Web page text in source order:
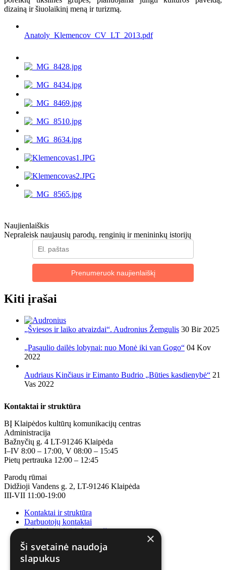
dizainą ir šiuolaikinį meną ir turizmą.
Anatoly_Klemencov_CV_LT_2013.pdf
Naujienlaiškis
Nepraleisk naujausių parodų, renginių ir menininkų istorijų
Prenumeruok naujienlaiškį
Kiti įrašai
„Šviesos ir laiko atvaizdai“. Audronius Žemgulis 30 Bir 2025
„Pasaulio dailės lobynai: nuo Monė iki van Gogo“ 04 Kov
2022
Audriaus Kinčiaus ir Eimanto Budrio „Būties kasdienybė“ 21
Vas 2022
Kontaktai ir struktūra
BĮ Klaipėdos kultūrų komunikacijų centras
Administracija
Bažnyčių g. 4 LT-91246 Klaipėda
I–IV 8:00 – 17:00, V 08:00 – 15:45
Pietų pertrauka 12:00 – 12:45
Parodų rūmai
Didžioji Vandens g. 2, LT-91246 Klaipėda
III-VII 11:00-19:00
Kontaktai ir struktūra
Darbuotojų kontaktai
Administracinė informacija
Korupcijos prevencija
×
Ši svetainė naudoja
slapukus